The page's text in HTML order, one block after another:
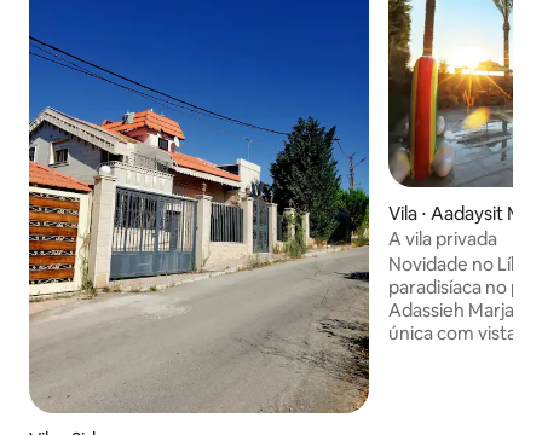
Vila ⋅ Aadaysit
A vila privada
Novidade no
paradisíaca no
Adassieh
única com vistas